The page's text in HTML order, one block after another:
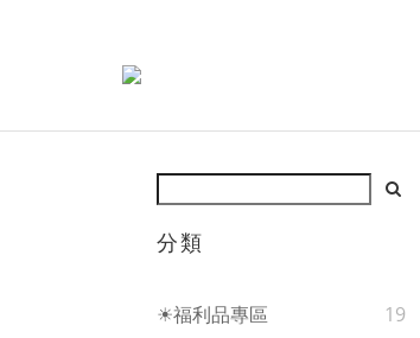
分類
☀福利品專區
19